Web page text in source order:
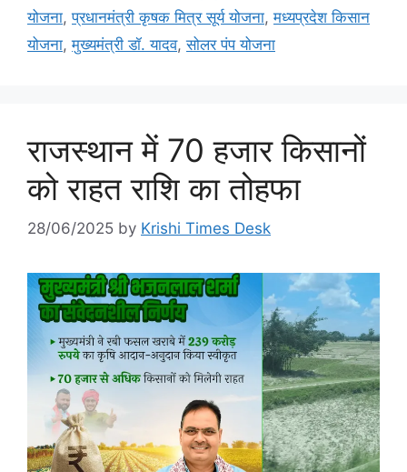
योजना,प्रधानमंत्री कृषक मित्र सूर्य योजना,मध्यप्रदेश किसान
योजना,मुख्यमंत्री डॉ. यादव,सोलर पंप योजना
राजस्थान में 70 हजार किसानों
को राहत राशि का तोहफा
28/06/2025 by Krishi Times Desk